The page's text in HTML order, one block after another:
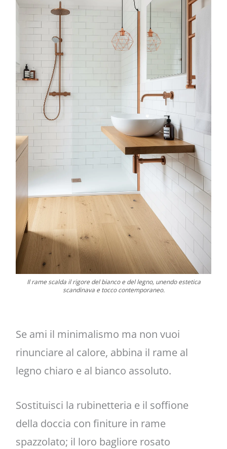
Il rame scalda il rigore del bianco e del legno, unendo estetica
scandinava e tocco contemporaneo.
Se ami il minimalismo ma non vuoi
rinunciare al calore, abbina il rame al
legno chiaro e al bianco assoluto.
Sostituisci la rubinetteria e il soffione
della doccia con finiture in rame
spazzolato; il loro bagliore rosato